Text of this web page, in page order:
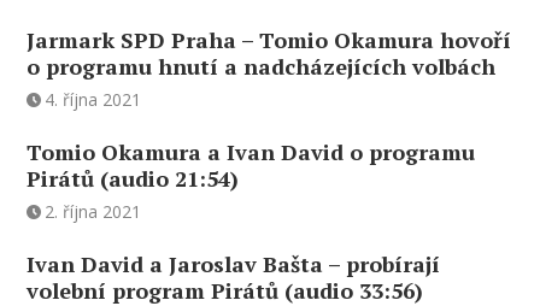
Jarmark SPD Praha – Tomio Okamura hovoří
o programu hnutí a nadcházejících volbách
4. října 2021
Tomio Okamura a Ivan David o programu
Pirátů (audio 21:54)
2. října 2021
Ivan David a Jaroslav Bašta – probírají
volební program Pirátů (audio 33:56)